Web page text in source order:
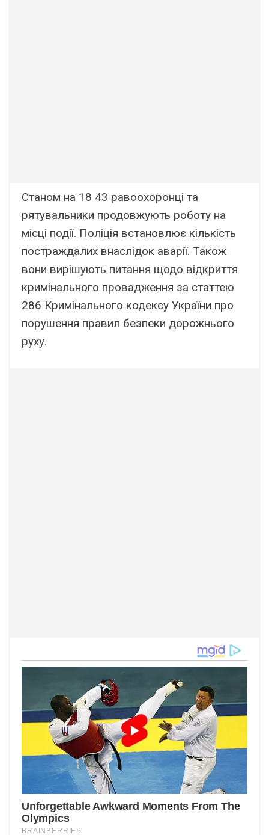
Станом на 18 43 равоохоронці та
рятувальники продовжують роботу на
місці події. Поліція встановлює кількість
постраждалих внаслідок аварії. Також
вони вирішують питання щодо відкриття
кримінального провадження за статтею
286 Кримінального кодексу України про
порушення правил безпеки дорожнього
руху.